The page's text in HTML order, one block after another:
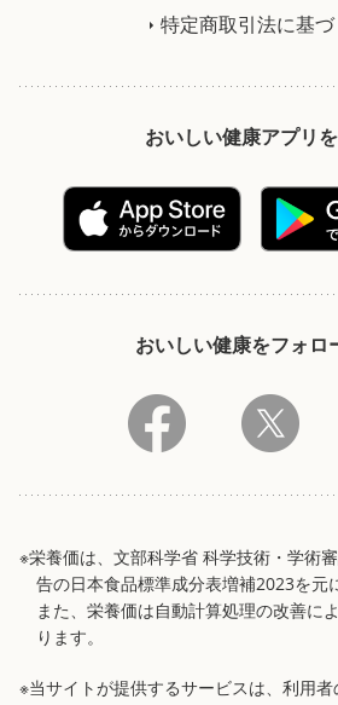
特定商取引法に基
おいしい健康アプリ
おいしい健康をフォロ
※栄養価は、文部科学省 科学技術・学術
告の日本食品標準成分表増補2023を元
また、栄養価は自動計算処理の改善に
ります。
※当サイトが提供するサービスは、利用